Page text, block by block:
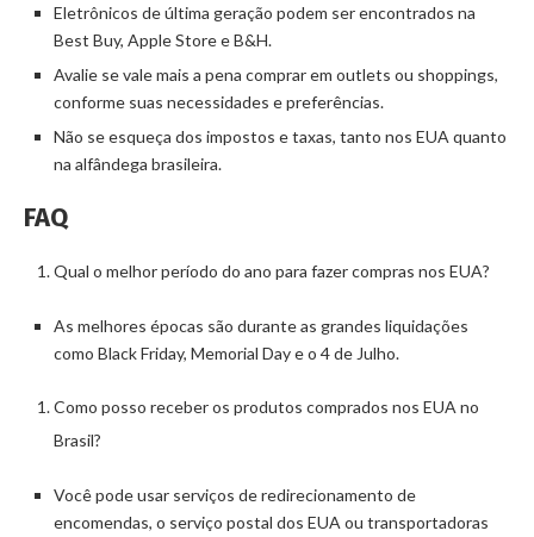
Eletrônicos de última geração podem ser encontrados na
Best Buy, Apple Store e B&H.
Avalie se vale mais a pena comprar em outlets ou shoppings,
conforme suas necessidades e preferências.
Não se esqueça dos impostos e taxas, tanto nos EUA quanto
na alfândega brasileira.
FAQ
Qual o melhor período do ano para fazer compras nos EUA?
As melhores épocas são durante as grandes liquidações
como Black Friday, Memorial Day e o 4 de Julho.
Como posso receber os produtos comprados nos EUA no
Brasil?
Você pode usar serviços de redirecionamento de
encomendas, o serviço postal dos EUA ou transportadoras